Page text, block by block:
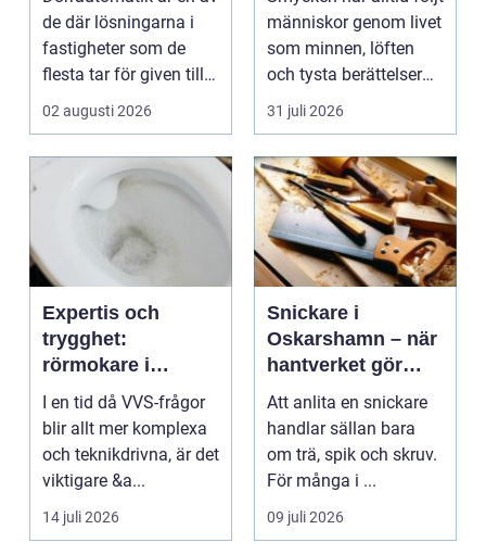
tillgänglighet
de där lösningarna i
fastigheter som de
flesta tar för given tills
den sakna...
02 augusti 2026
människor genom livet
som minnen, löften
och tysta berättelser
nära huden....
31 juli 2026
Expertis och
trygghet:
rörmokare i
jämtland
I en tid då VVS-frågor
blir allt mer komplexa
och teknikdrivna, är det
viktigare &a...
14 juli 2026
Snickare i
Oskarshamn – när
hantverket gör
skillnad i vardagen
Att anlita en snickare
handlar sällan bara
om trä, spik och skruv.
För många i ...
09 juli 2026